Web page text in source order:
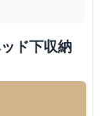
ド下収納